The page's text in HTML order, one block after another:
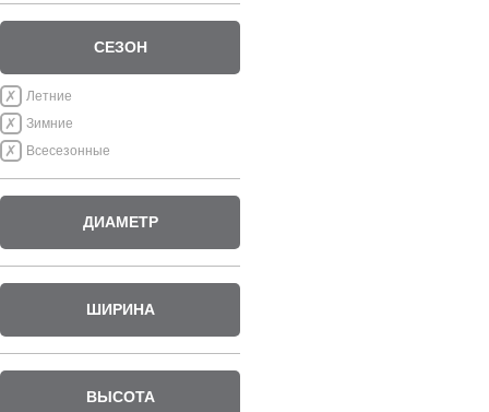
СЕЗОН
Летние
Зимние
Всесезонные
ДИАМЕТР
ШИРИНА
ВЫСОТА